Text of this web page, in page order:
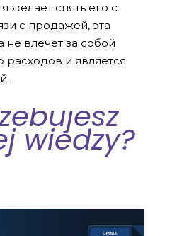
желает снять его с
с продажей, эта
не влечет за собой
расходов и является
wiedzy?